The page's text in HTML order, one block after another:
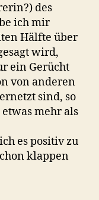
des
ich mir
Hälfte über
wird,
ein Gerücht
von anderen
sind, so
mehr als
es positiv zu
klappen